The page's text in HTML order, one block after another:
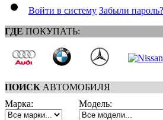
Войти в систему Забыли пароль?
ГДЕ ПОКУПАТЬ:
ПОИСК АВТОМОБИЛЯ
Марка:
Модель: